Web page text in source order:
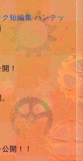
短編集 ハンテッ
！
開！！